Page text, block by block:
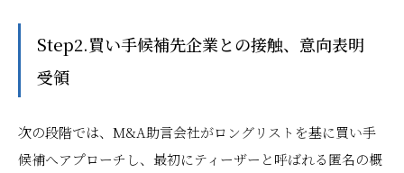
Step2.買い手候補先企業との接触、意向表明
受領
次の段階では、M&A助言会社がロングリストを基に買い手
候補へアプローチし、最初にティーザーと呼ばれる匿名の概